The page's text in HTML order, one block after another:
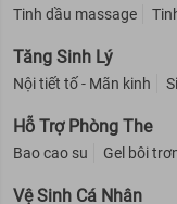
Tinh dầu massage
Tăng Sinh Lý
Nội tiết tố - Mãn kinh
Hỗ Trợ Phòng The
Bao cao su Gel bôi
Vệ Sinh Cá Nhân